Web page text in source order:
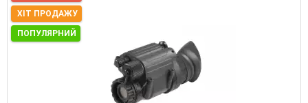
ХІТ ПРОДАЖУ
ПОПУЛЯРНИЙ